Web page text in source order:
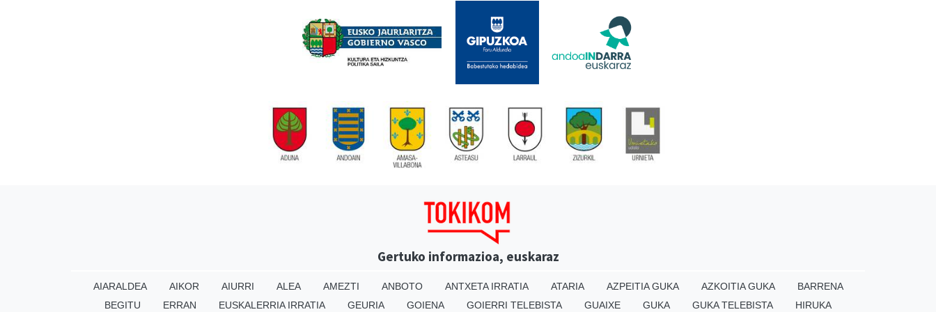
Gertuko informazioa, euskaraz
AIARALDEA AIKOR AIURRI ALEA AMEZTI ANBOTO ANTXETA IRRATIA ATARIA AZPEITIA GUKA AZKOITIA GUKA
BARRENA
BEGITU
ERRAN EUSKALERRIA IRRATIA GEURIA GOIENA GOIERRI TELEBISTA GUAIXE GUKA GUKA TELEBISTA HIRUKA